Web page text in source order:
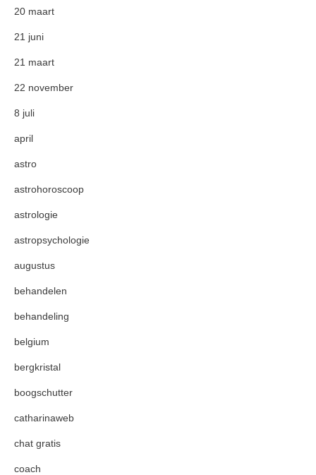
20 maart
21 juni
21 maart
22 november
8 juli
april
astro
astrohoroscoop
astrologie
astropsychologie
augustus
behandelen
behandeling
belgium
bergkristal
boogschutter
catharinaweb
chat gratis
coach